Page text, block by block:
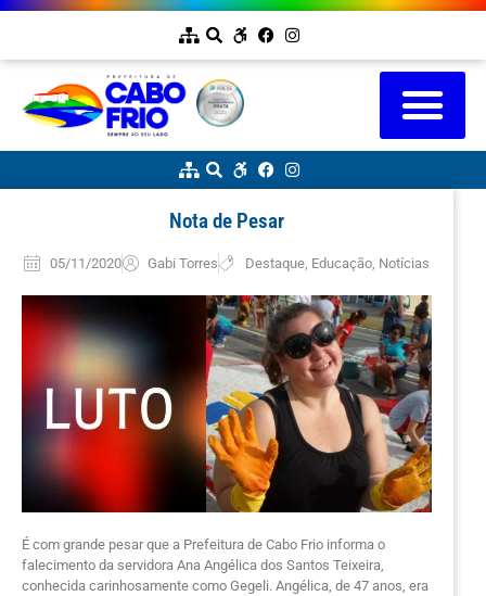
Nota de Pesar
05/11/2020 Gabi Torres Destaque Educação Notícias
É com grande pesar que a Prefeitura de Cabo Frio informa o
falecimento da servidora Ana Angélica dos Santos Teixeira,
conhecida carinhosamente como Gegeli. Angélica, de 47 anos, era